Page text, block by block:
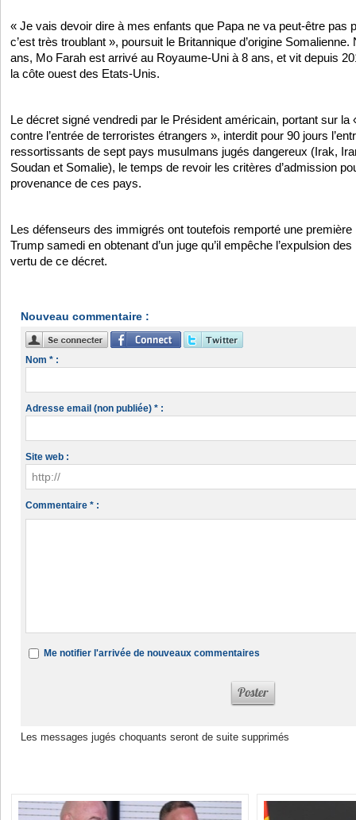
« Je vais devoir dire à mes enfants que Papa ne va peut-être pas
c’est très troublant », poursuit le Britannique d’origine
ans, Mo Farah est arrivé au Royaume-Uni à 8 ans, et vit depuis
la côte ouest des Etats-Unis.
Le décret signé vendredi par le Président américain, portant sur la
contre l’entrée de terroristes étrangers », interdit pour 90 jours
ressortissants de sept pays musulmans jugés dangereux (Irak,
Soudan et Somalie), le temps de revoir les critères d’admission
provenance de ces pays.
Les défenseurs des immigrés ont toutefois remporté une
Trump samedi en obtenant d’un juge qu’il empêche l’expulsion
vertu de ce décret.
Nouveau commentaire :
Nom * :
Adresse email (non publiée) * :
Site web :
Commentaire * :
Me notifier l'arrivée de nouveaux commentaires
Les messages jugés choquants seront de suite supprimés